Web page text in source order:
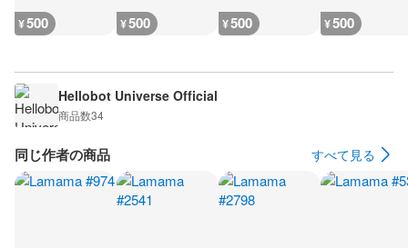
¥500 ¥500 ¥500 ¥500
Hellobot Universe Official
商品数34
同じ作者の商品 すべて見る